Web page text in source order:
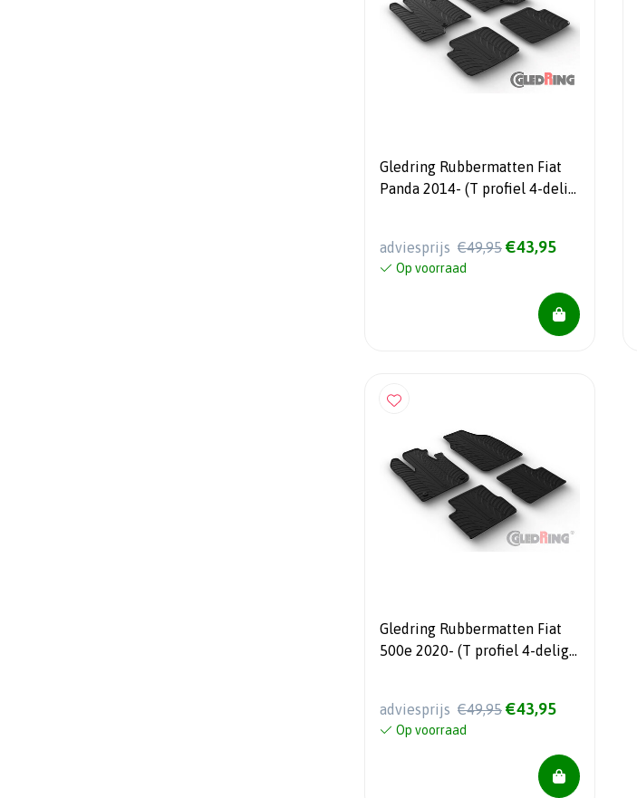
Gledring Rubbermatten Fiat
Panda 2014- (T profiel 4-delig
adviesprijs €49,95 €43,95
Op voorraad
Gledring Rubbermatten Fiat
500e 2020- (T profiel 4-delig
adviesprijs €49,95 €43,95
Op voorraad